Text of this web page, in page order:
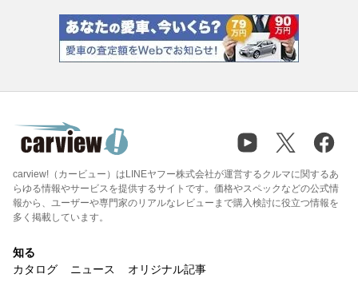
carview!（カービュー）はLINEヤフー株式会社が運営するクルマに関するあ
らゆる情報やサービスを提供するサイトです。価格やスペックなどの公式情
報から、ユーザーや専門家のリアルなレビューまで購入検討に役立つ情報を
多く掲載しています。
知る
カタログ
ニュース オリジナル記事